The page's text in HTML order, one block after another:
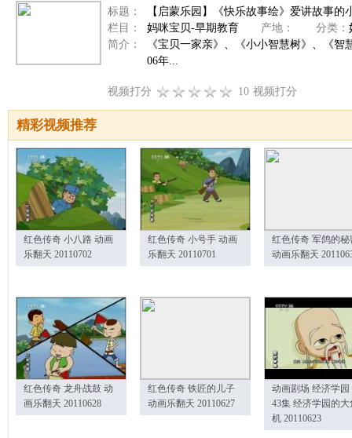
标题：
【启蒙乐园】《快乐故事绘》爱讲故事的
栏目：
妈咪宝贝-早期教育 产地： 分类：
简介：
《宝贝一家亲》、《小小智慧树》、《
06年...
视频打分 10 视频打分
精彩视频推荐
红色传奇 小八路 动画
乐翻天 20110702
红色传奇 小号手 动画
乐翻天 20110701
红色传奇 军鸽的秘
动画乐翻天
红色传奇 龙舟战鼓 动
画乐翻天 20110628
红色传奇 铁匠的儿子
动画乐翻天 20110627
动画剧场 经济学园
43集 经济学园的大
机 20110623